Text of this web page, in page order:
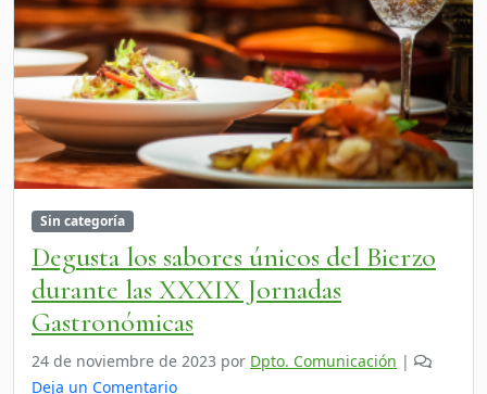
Sin categoría
Degusta los sabores únicos del Bierzo
durante las XXXIX Jornadas
Gastronómicas
24 de noviembre de 2023 por Dpto. Comunicación |
Deja un Comentario